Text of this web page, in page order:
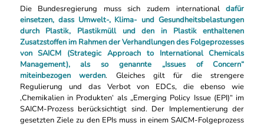
Die Bundesregierung muss sich zudem internationaldafür
einsetzen, dass Umwelt-, Klima- und Gesundheitsbelastungen
durch Plastik, Plastikmüll und den in Plastik enthaltenen
Zusatzstoffen im Rahmen der Verhandlungen des Folgeprozesses
von SAICM (Strategic Approach to International Chemicals
Management), als so genannte „Issues of Concern“
miteinbezogen werden. Gleiches gilt für die strengere
Regulierung und das Verbot von EDCs, die ebenso wie
‚Chemikalien in Produkten‘ als „Emerging Policy Issue (EPI)“ im
SAICM-Prozess berücksichtigt sind. Der Implementierung der
gesetzten Ziele zu den EPIs muss in einem SAICM-Folgeprozess